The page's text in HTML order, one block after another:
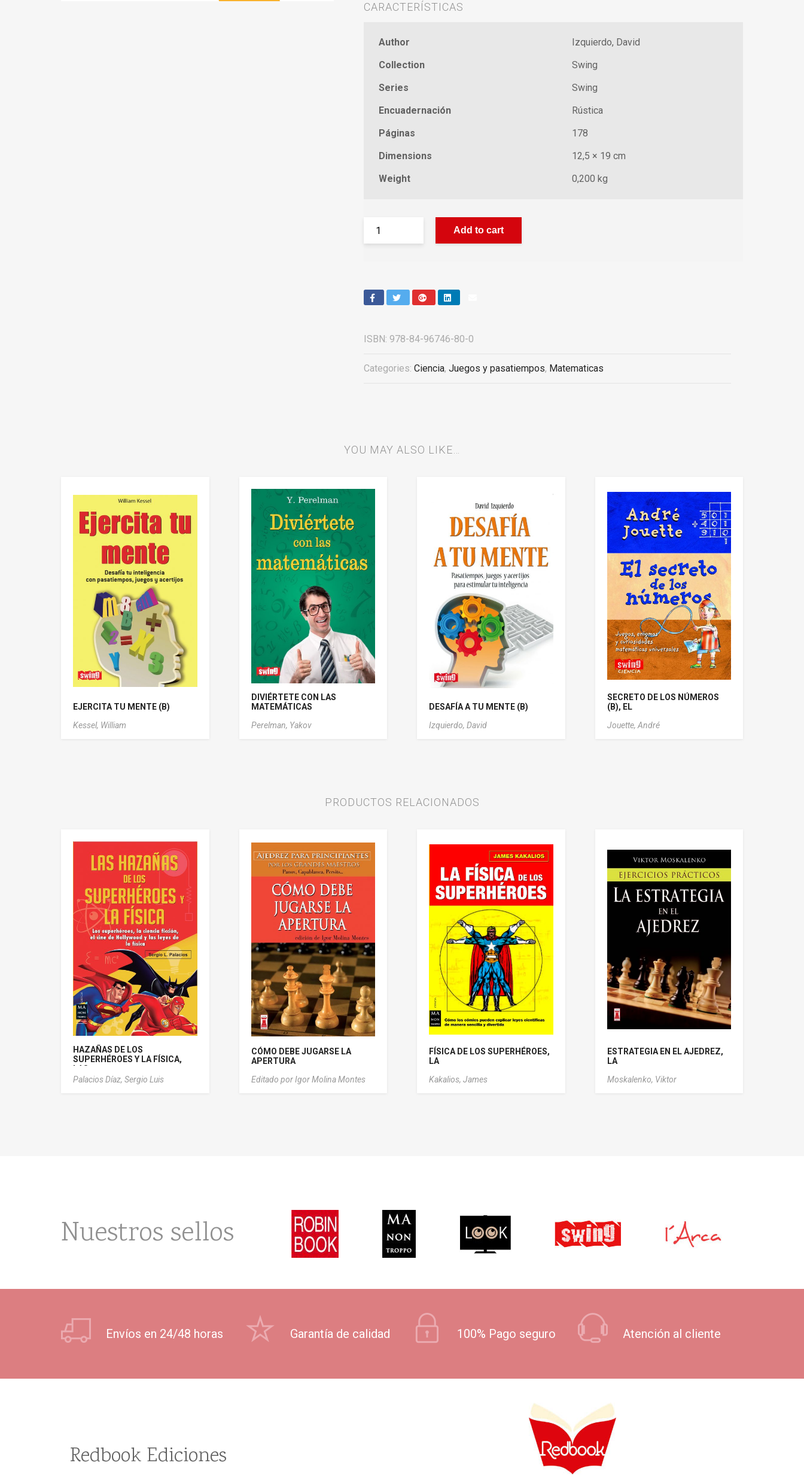
CARACTERÍSTICAS
Author
Izquierdo, David
Collection
Swing
Series
Swing
Encuadernación
Rústica
Páginas
178
Dimensions
12,5 × 19 cm
Weight
0,200 kg
Add to cart
ISBN: 978-84-96746-80-0
Categories: Ciencia, Juegos y pasatiempos, Matematicas
YOU MAY ALSO LIKE…
EJERCITA TU MENTE (B)
Kessel, William
DIVIÉRTETE CON LAS
MATEMÁTICAS
Perelman, Yakov
DESAFÍA A TU MENTE (B)
Izquierdo, David
SECRETO DE LOS NÚMEROS
(B), EL
Jouette, André
PRODUCTOS RELACIONADOS
HAZAÑAS DE LOS
SUPERHÉROES Y LA FÍSICA,
LAS
Palacios Díaz, Sergio Luis
CÓMO DEBE JUGARSE LA
APERTURA
Editado por Igor Molina Montes
FÍSICA DE LOS SUPERHÉROES,
LA
Kakalios, James
ESTRATEGIA EN EL AJEDREZ,
LA
Moskalenko, Viktor
Nuestros sellos
Envíos en 24/48 horas Garantía de calidad 100% Pago seguro Atención al cliente
Redbook Ediciones